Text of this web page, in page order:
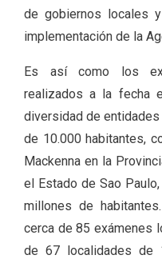
de gobiernos locales
implementación de la
Es así como los
realizados a la fecha
diversidad de
de 10.000 habitantes,
Mackenna en la
el Estado de Sao
millones de
cerca de 85 exámenes
de 67 localidades de